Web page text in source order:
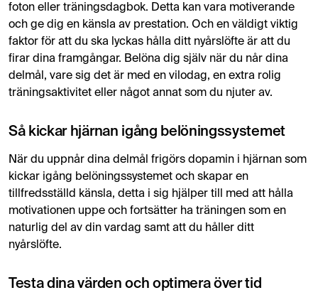
foton eller träningsdagbok. Detta kan vara motiverande
och ge dig en känsla av prestation. Och en väldigt viktig
faktor för att du ska lyckas hålla ditt nyårslöfte är att du
firar dina framgångar. Belöna dig själv när du når dina
delmål, vare sig det är med en vilodag, en extra rolig
träningsaktivitet eller något annat som du njuter av.
Så kickar hjärnan igång belöningssystemet
När du uppnår dina delmål frigörs dopamin i hjärnan som
kickar igång belöningssystemet och skapar en
tillfredsställd känsla, detta i sig hjälper till med att hålla
motivationen uppe och fortsätter ha träningen som en
naturlig del av din vardag samt att du håller ditt
nyårslöfte.
Testa dina värden och optimera över tid